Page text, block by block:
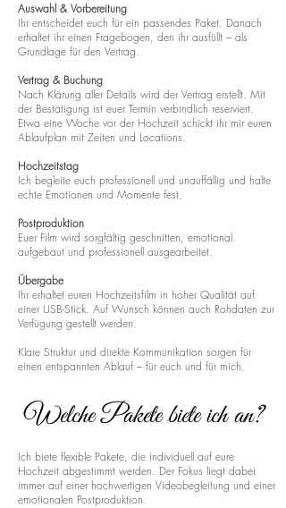
Auswahl & Vorbereitung
Ihr entscheidet euch für ein passendes Paket. Danach
erhaltet ihr einen Fragebogen, den ihr ausfüllt – als
Grundlage für den Vertrag.
Vertrag & Buchung
Nach Klärung aller Details wird der Vertrag erstellt. Mit
der Bestätigung ist euer Termin verbindlich reserviert.
Etwa eine Woche vor der Hochzeit schickt ihr mir euren
Ablaufplan mit Zeiten und Locations.
Hochzeitstag
Ich begleite euch professionell und unauffällig und halte
echte Emotionen und Momente fest.
Postproduktion
Euer Film wird sorgfältig geschnitten, emotional
aufgebaut und professionell ausgearbeitet.
Übergabe
Ihr erhaltet euren Hochzeitsfilm in hoher Qualität auf
einer USB-Stick. Auf Wunsch können auch Rohdaten zur
Verfügung gestellt werden.
Klare Struktur und direkte Kommunikation sorgen für
einen entspannten Ablauf – für euch und für mich.
Welche Pakete biete ich an?
Ich biete flexible Pakete, die individuell auf eure
Hochzeit abgestimmt werden. Der Fokus liegt dabei
immer auf einer hochwertigen Videobegleitung und einer
emotionalen Postproduktion.